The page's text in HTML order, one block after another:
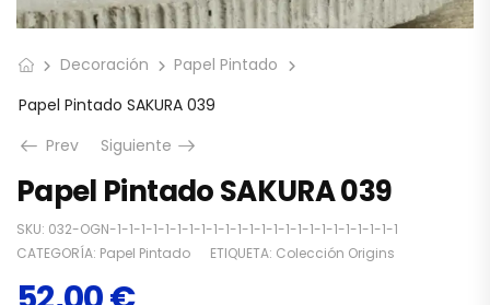
Decoración
Papel Pintado
Papel Pintado SAKURA 039
Prev
Siguiente
Papel Pintado SAKURA 039
SKU: 032-OGN-1-1-1-1-1-1-1-1-1-1-1-1-1-1-1-1-1-1-1-1-1-1-1-1
CATEGORÍA: Papel Pintado ETIQUETA: Colección Origins